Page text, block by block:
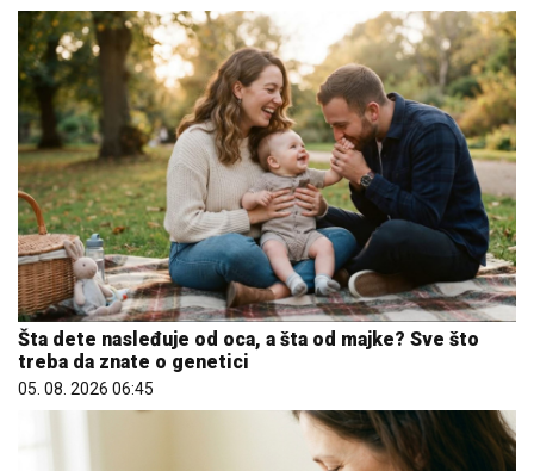
Šta dete nasleđuje od oca, a šta od majke? Sve što
treba da znate o genetici
05. 08. 2026 06:45